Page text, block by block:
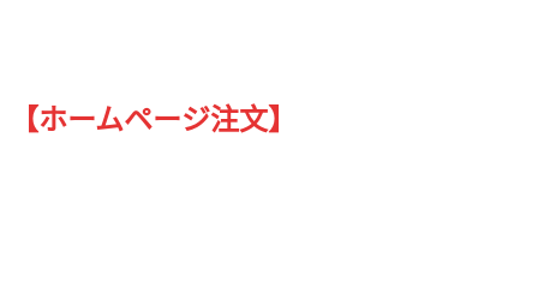
【ホームページ注文】